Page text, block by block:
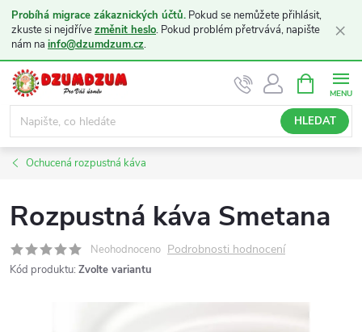
Probíhá migrace zákaznických účtů. Pokud se nemůžete přihlásit,
zkuste si nejdřívezměnit heslo. Pokud problém přetrvává, napište
nám na info@dzumdzum.cz.
×
Přejít
obsah
HLEDAT
NÁKUPNÍ
KOŠÍK
Ochucená rozpustná káva
Rozpustná káva Smetana
Neohodnoceno Podrobnosti hodnocení
Kód produktu: Zvolte variantu